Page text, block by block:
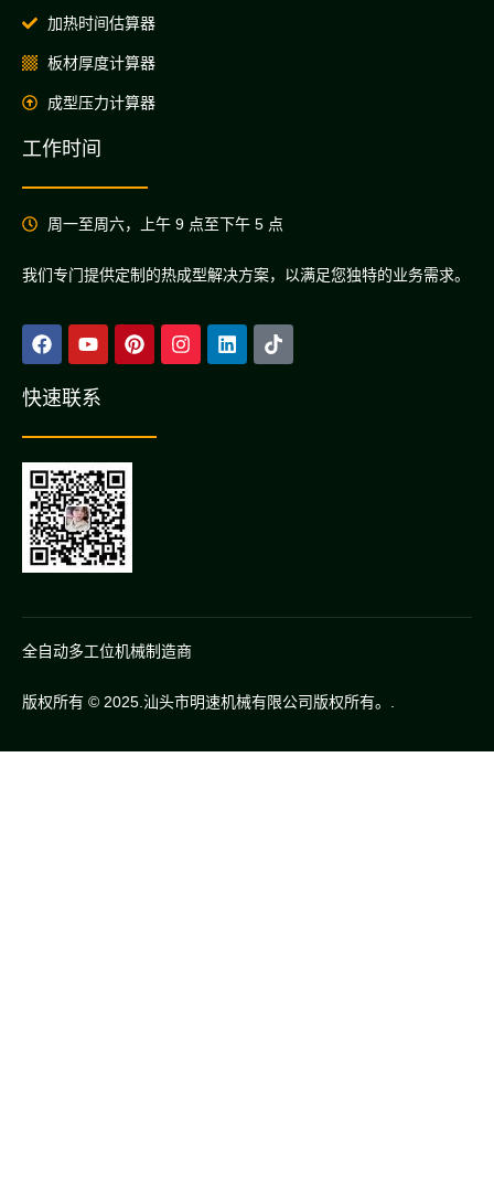
加热时间估算器
板材厚度计算器
成型压力计算器
工作时间
周一至周六，上午 9 点至下午 5 点
我们专门提供定制的热成型解决方案，以满足您独特的业务需求。
快速联系
全自动多工位机械制造商
版权所有 © 2025.汕头市明速机械有限公司版权所有。.